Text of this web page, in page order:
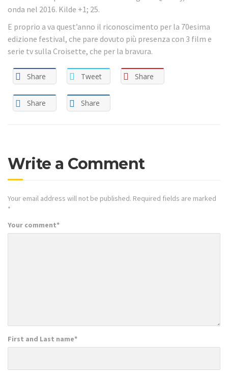
onda nel 2016. Kilde +1; 25.
E proprio a va quest’anno il riconoscimento per la 70esima
edizione festival, che pare dovuto più presenza con 3 film e
serie tv sulla Croisette, che per la bravura.
Share Tweet Share
Share Share
Write a Comment
Your email address will not be published. Required fields are marked
*
Your comment*
First and Last name*